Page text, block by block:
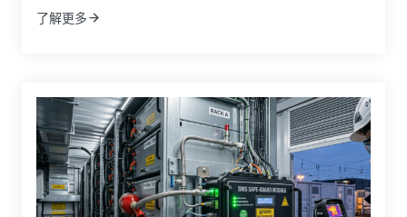
保护于一体的模块化电力基础设施。面对北海海上平
期运行可靠性。
了解更多